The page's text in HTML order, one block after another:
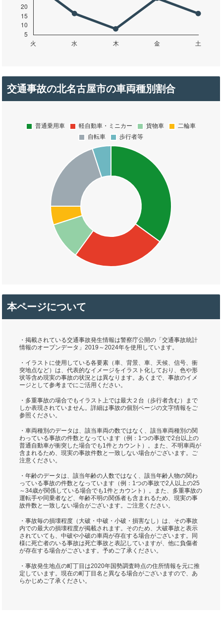
交通事故の北名古屋市の車両種別割合
本ページについて
・掲載されている交通事故発生情報は警察庁公開の「交通事故統計
情報のオープンデータ」2019～2024年を使用しています。
・イラストに使用している各要素（車、背景、車、天候、信号、衝
突地点など）は、代表的なイメージをイラスト化しており、色や形
状等含め現実の事故の状況とは異なります。あくまで、事故のイメ
ージとして参考までにご活用ください。
・多重事故の場合でもイラスト上では最大２台（歩行者含む）まで
しか表現されていません。詳細は事故の個別ページの文字情報をご
参照ください。
・車両種別のデータは、該当車両の数ではなく、該当車両種別の関
わっている事故の件数となっています（例：1つの事故で2台以上の
普通自動車が衝突した場合でも1件とカウント）。また、不明車両が
含まれるため、現実の事故件数と一致しない場合がございます。ご
注意ください。
・年齢のデータは、該当年齢の人数ではなく、該当年齢人物の関わ
っている事故の件数となっています（例：1つの事故で2人以上の25
～34歳が関係している場合でも1件とカウント）。また、多重事故の
運転手や同乗者など、年齢不明の関係者も含まれるため、現実の事
故件数と一致しない場合がございます。ご注意ください。
・事故毎の損壊程度（大破・中破・小破・損害なし）は、その事故
内での最大の損壊程度が掲載されます。そのため、大破事故と表示
されていても、中破や小破の車両が存在する場合がございます。同
様に死亡者のいる事故は死亡事故と表記していますが、他に負傷者
が存在する場合がございます。予めご了承ください。
・事故発生地点の町丁目は2020年国勢調査時点の住所情報を元に推
定しています。現在の町丁目名と異なる場合がございますので、あ
らかじめご了承ください。